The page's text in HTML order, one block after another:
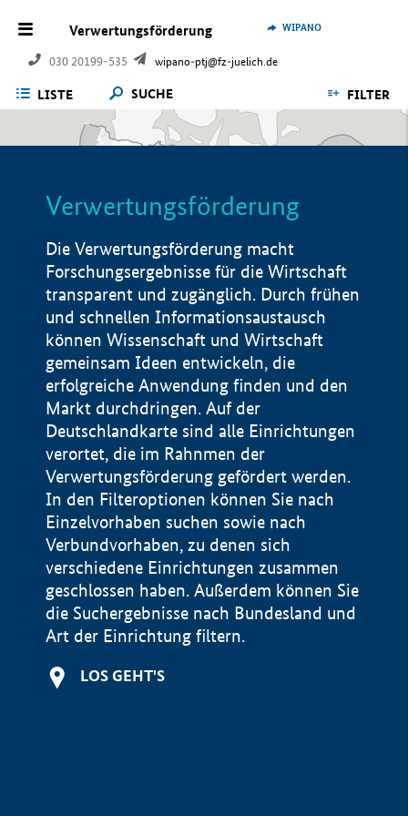
Verwertungsförderung
030 20199-535 wipano-ptj@fz-juelich.de
WIPANO
LISTE SUCHE FILTER
Verwertungsförderung
Die Verwertungsförderung macht
Forschungsergebnisse für die Wirtschaft
transparent und zugänglich. Durch frühen
und schnellen Informationsaustausch
können Wissenschaft und Wirtschaft
gemeinsam Ideen entwickeln, die
erfolgreiche Anwendung finden und den
Markt durchdringen. Auf der
Deutschlandkarte sind alle Einrichtungen
verortet, die im Rahnmen der
Verwertungsförderung gefördert werden.
In den Filteroptionen können Sie nach
Einzelvorhaben suchen sowie nach
Verbundvorhaben, zu denen sich
verschiedene Einrichtungen zusammen
geschlossen haben. Außerdem können Sie
die Suchergebnisse nach Bundesland und
Art der Einrichtung filtern.
LOS GEHT'S